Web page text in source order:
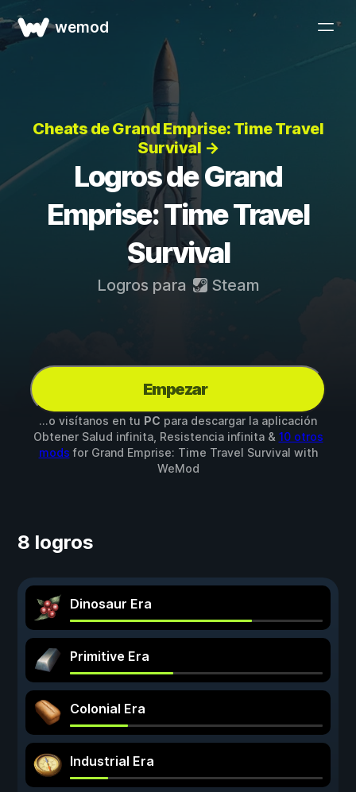
wemod
Cheats de Grand Emprise: Time Travel
Survival →
Logros de Grand
Emprise: Time Travel
Survival
Logros para Steam
Empezar
...o visítanos en tu PC para descargar la aplicación
Obtener Salud infinita, Resistencia infinita & 10 otros
mods for Grand Emprise: Time Travel Survival with
WeMod
8 logros
Dinosaur Era
Primitive Era
Colonial Era
Industrial Era